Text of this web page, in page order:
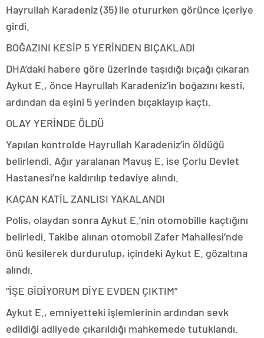
Hayrullah Karadeniz (35) ile otururken görünce içeriye
girdi.
BOĞAZINI KESİP 5 YERİNDEN BIÇAKLADI
DHA’daki habere göre üzerinde taşıdığı bıçağı çıkaran
Aykut E., önce Hayrullah Karadeniz’in boğazını kesti,
ardından da eşini 5 yerinden bıçaklayıp kaçtı.
OLAY YERİNDE ÖLDÜ
Yapılan kontrolde Hayrullah Karadeniz’in öldüğü
belirlendi. Ağır yaralanan Mavuş E. ise Çorlu Devlet
Hastanesi’ne kaldırılıp tedaviye alındı.
KAÇAN KATİL ZANLISI YAKALANDI
Polis, olaydan sonra Aykut E.’nin otomobille kaçtığını
belirledi. Takibe alınan otomobil Zafer Mahallesi’nde
önü kesilerek durdurulup, içindeki Aykut E. gözaltına
alındı.
“İŞE GİDİYORUM DİYE EVDEN ÇIKTIM”
Aykut E., emniyetteki işlemlerinin ardından sevk
edildiği adliyede çıkarıldığı mahkemede tutuklandı.